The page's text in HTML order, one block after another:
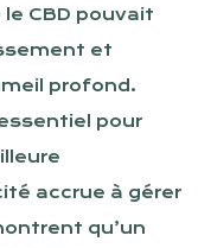
CBD pouvait
et
profond.
pour
accrue à gérer
qu’un